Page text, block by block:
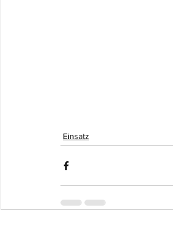
Einsatz